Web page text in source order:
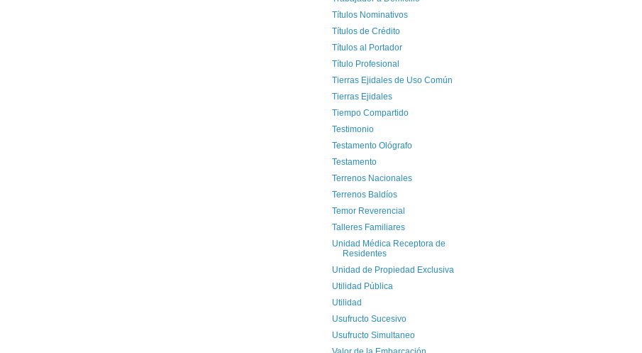
Títulos Nominativos
Títulos de Crédito
Títulos al Portador
Título Profesional
Tierras Ejidales de Uso Común
Tierras Ejidales
Tiempo Compartido
Testimonio
Testamento Ológrafo
Testamento
Terrenos Nacionales
Terrenos Baldíos
Temor Reverencial
Talleres Familiares
Unidad Médica Receptora de
Residentes
Unidad de Propiedad Exclusiva
Utilidad Pública
Utilidad
Usufructo Sucesivo
Usufructo Simultaneo